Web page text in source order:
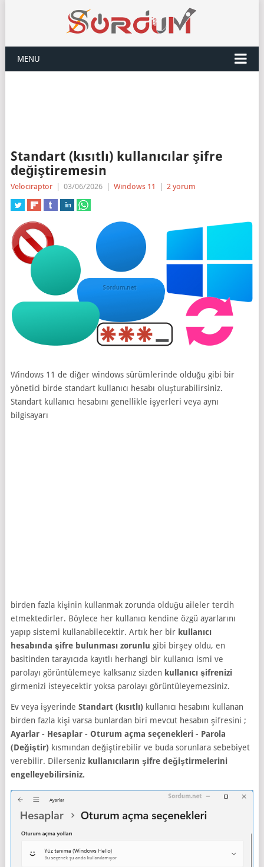
MENU
Standart (kısıtlı) kullanıcılar şifre
değiştiremesin
Velociraptor 03/06/2026 Windows 11 2 yorum
Windows 11 de diğer windows sürümlerinde olduğu gibi bir
yönetici birde standart kullanıcı hesabı oluşturabilirsiniz.
Standart kullanıcı hesabını genellikle işyerleri veya aynı
bilgisayarı
birden fazla kişinin kullanmak zorunda olduğu aileler tercih
etmektedirler. Böylece her kullanıcı kendine özgü ayarlarını
yapıp sistemi kullanabilecektir. Artık her bir kullanıcı
hesabında şifre bulunması zorunlu gibi birşey oldu, en
basitinden tarayıcıda kayıtlı herhangi bir kullanıcı ismi ve
parolayı görüntülemeye kalksanız sizden kullanıcı şifrenizi
girmenizi isteyecektir yoksa parolayı görüntüleyemezsiniz.
Ev veya işyerinde Standart (kısıtlı)kullanıcı hesabını kullanan
birden fazla kişi varsa bunlardan biri mevcut hesabın şifresini ;
Ayarlar - Hesaplar - Oturum açma seçenekleri - Parola
(Değiştir)kısmından değiştirebilir ve buda sorunlara sebebiyet
verebilir. Dilerseniz kullanıcıların şifre değiştirmelerini
engelleyebilirsiniz.